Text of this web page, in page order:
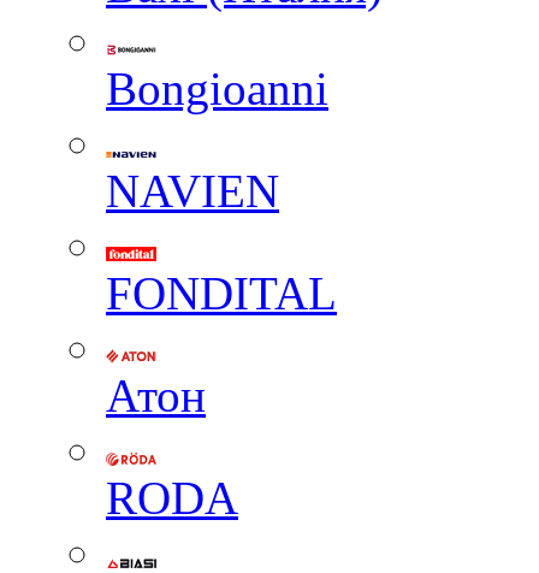
Вongioanni
NAVIEN
FONDITAL
Атон
RODA